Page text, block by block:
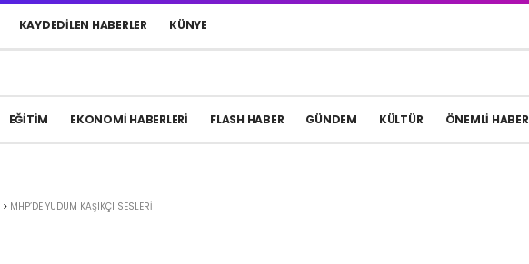
KAYDEDILEN HABERLER KÜNYE
EĞITIM EKONOMI HABERLERI FLASH HABER GÜNDEM KÜLTÜR ÖNEMLI HABER
> MHP’DE YUDUM KAŞIKÇI SESLERI